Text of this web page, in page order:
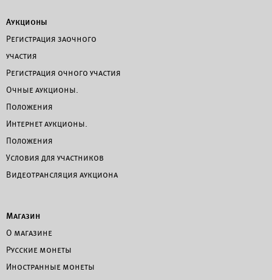
Аукционы
Регистрация заочного
участия
Регистрация очного участия
Очные аукционы.
Положения
Интернет аукционы.
Положения
Условия для участников
Видеотрансляция аукциона
Магазин
О магазине
Русские монеты
Иностранные монеты